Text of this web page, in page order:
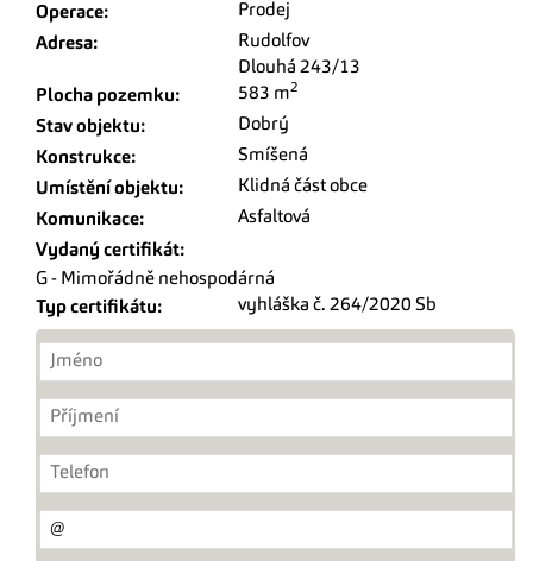
Operace:
Prodej
Adresa:
Rudolfov
Dlouhá 243/13
Plocha pozemku:
583 m2
Stav objektu:
Dobrý
Konstrukce:
Smíšená
Umístění objektu:
Klidná část obce
Komunikace:
Asfaltová
Vydaný certifikát:
G - Mimořádně nehospodárná
Typ certifikátu:
vyhláška č. 264/2020 Sb